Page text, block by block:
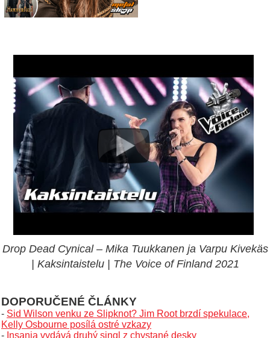
Drop Dead Cynical – Mika Tuukkanen ja Varpu Kivekäs
| Kaksintaistelu | The Voice of Finland 2021
DOPORUČENÉ ČLÁNKY
- Sid Wilson venku ze Slipknot? Jim Root brzdí spekulace,
Kelly Osbourne posílá ostré vzkazy
- Insania vydává druhý singl z chystané desky